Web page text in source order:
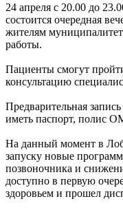
24 апреля с 20.00 до
состоится очередная
жителям
работы.
Пациенты смогут
консультацию
Предварительная
иметь паспорт,
На данный момент в
запуску новые
позвоночника и
доступно в первую
здоровьем и прошел